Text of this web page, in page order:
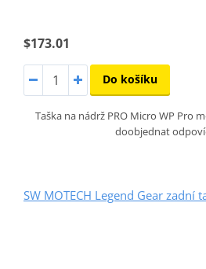
$173.01
Do košíku
Taška na nádrž PRO Micro WP Pro
doobjednat
SW MOTECH Legend Gear zadní